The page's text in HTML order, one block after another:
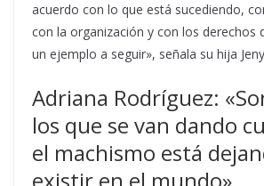
acuerdo con lo que está sucediendo,
con la organización y con los derechos
un ejemplo a seguir», señala su hija
Adriana Rodríguez:
los que se van dando
el machismo está